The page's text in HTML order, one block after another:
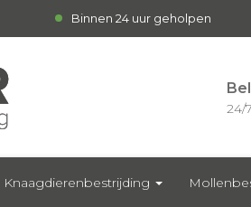
Binnen 24 uur geholpen
24/
Knaagdierenbestrijding